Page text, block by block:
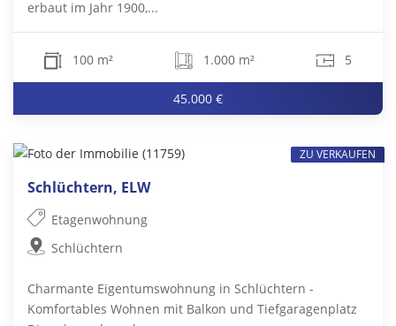
erbaut im Jahr 1900,...
100 m² 1.000 m² 5
45.000 €
Schlüchtern, ELW
Etagenwohnung
Schlüchtern
Charmante Eigentumswohnung in Schlüchtern -
Komfortables Wohnen mit Balkon und Tiefgaragenplatz
ZU VERKAUFEN